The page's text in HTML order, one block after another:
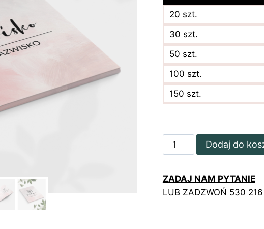
20 szt.
30 szt.
50 szt.
100 szt.
150 szt.
ilość
Różowe
firmowe
dla
Dodaj do
ZADAJ NAM PYTANIE
LUB ZADZWOŃ 530